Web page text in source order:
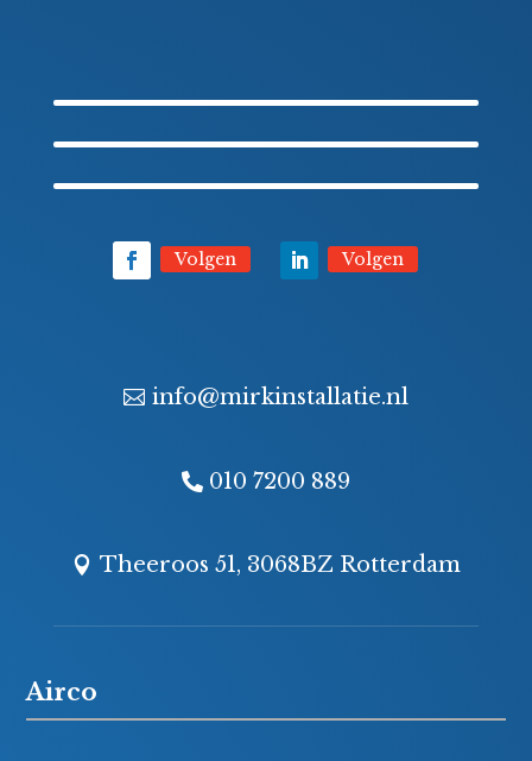
Volgen Volgen
info@mirkinstallatie.nl
010 7200 889
Theeroos 51, 3068BZ Rotterdam
Airco